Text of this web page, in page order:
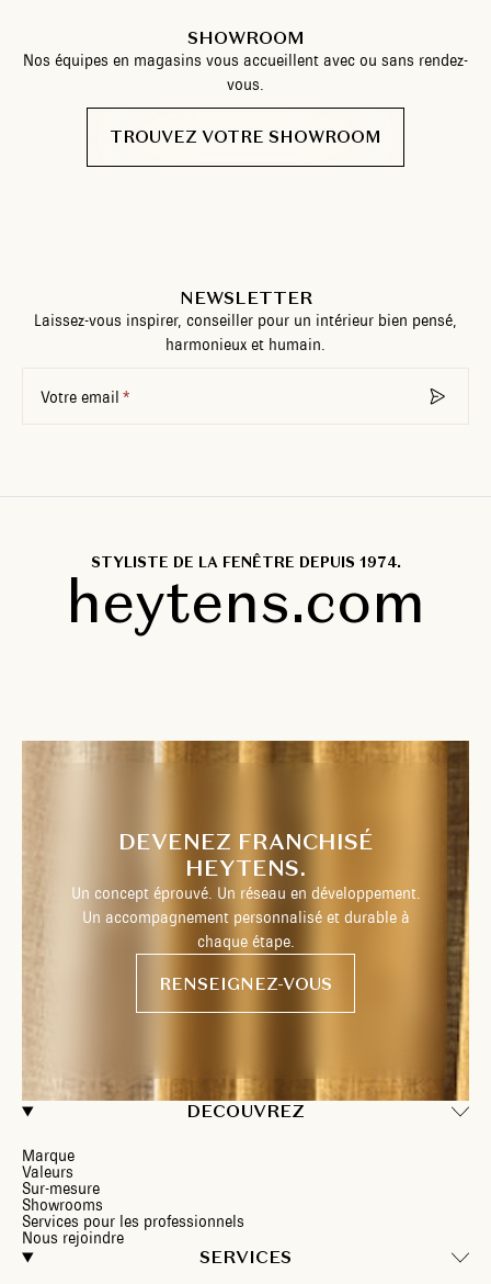
SHOWROOM
Nos équipes en magasins vous accueillent avec ou sans rendez-
vous.
TROUVEZ VOTRE SHOWROOM
NEWSLETTER
Laissez-vous inspirer, conseiller pour un intérieur bien pensé,
harmonieux et humain.
Votre email
STYLISTE DE LA FENÊTRE DEPUIS 1974.
heytens.com
DECOUVREZ
Marque
Valeurs
Sur-mesure
Showrooms
Services pour les professionnels
Nous rejoindre
SERVICES
DEVENEZ FRANCHISÉ
HEYTENS.
Un concept éprouvé. Un réseau en développement.
Un accompagnement personnalisé et durable à
chaque étape.
RENSEIGNEZ-VOUS